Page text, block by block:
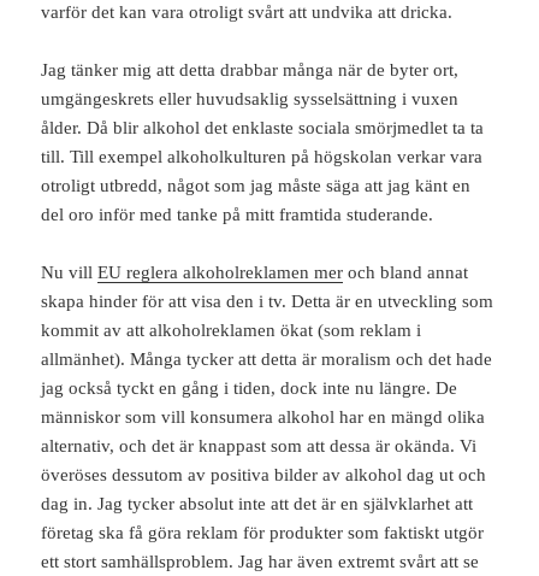
varför det kan vara otroligt svårt att undvika att dricka.
Jag tänker mig att detta drabbar många när de byter ort,
umgängeskrets eller huvudsaklig sysselsättning i vuxen
ålder. Då blir alkohol det enklaste sociala smörjmedlet ta ta
till. Till exempel alkoholkulturen på högskolan verkar vara
otroligt utbredd, något som jag måste säga att jag känt en
del oro inför med tanke på mitt framtida studerande.
Nu villEU reglera alkoholreklamen mer och bland annat
skapa hinder för att visa den i tv. Detta är en utveckling som
kommit av att alkoholreklamen ökat (som reklam i
allmänhet). Många tycker att detta är moralism och det hade
jag också tyckt en gång i tiden, dock inte nu längre. De
människor som vill konsumera alkohol har en mängd olika
alternativ, och det är knappast som att dessa är okända. Vi
överöses dessutom av positiva bilder av alkohol dag ut och
dag in. Jag tycker absolut inte att det är en självklarhet att
företag ska få göra reklam för produkter som faktiskt utgör
ett stort samhällsproblem. Jag har även extremt svårt att se